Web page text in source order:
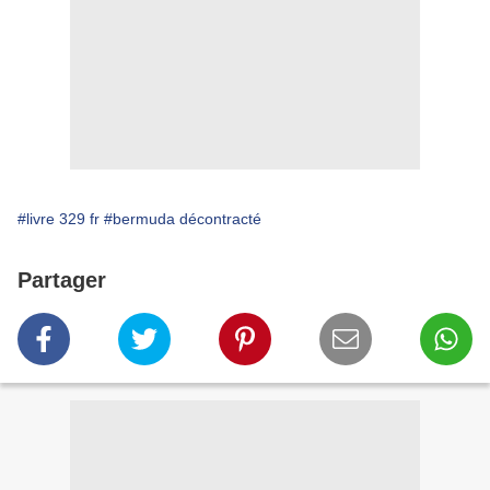
#livre 329 fr #bermuda décontracté
Partager